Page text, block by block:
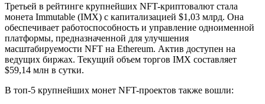
Третьей в рейтинге крупнейших NFT-криптовалют стала
монета Immutable (IMX) с капитализацией $1,03 млрд. Она
обеспечивает работоспособность и управление одноименной
платформы, предназначенной для улучшения
масштабируемости NFT на Ethereum. Актив доступен на
ведущих биржах. Текущий объем торгов IMX составляет
$59,14 млн в сутки.
В топ-5 крупнейших монет NFT-проектов также вошли: